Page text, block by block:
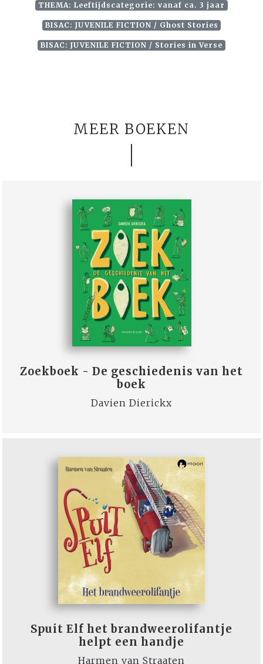
THEMA: Leeftijdscategorie: vanaf ca. 3 jaar
BISAC: JUVENILE FICTION / Ghost Stories
BISAC: JUVENILE FICTION / Stories in Verse
MEER BOEKEN
Zoekboek - De geschiedenis van het
boek
Davien Dierickx
Spuit Elf het brandweerolifantje
helpt een handje
Harmen van Straaten